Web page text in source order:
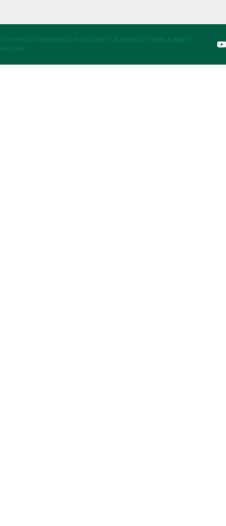
©UNIFIED NETWORKING INITIATIVE FOR MINATO “ MORI & MIZU “
MEETING